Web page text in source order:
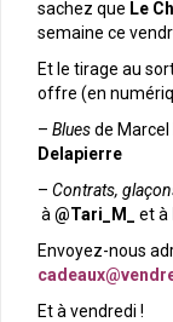
sachez que Le
semaine ce
Et le tirage au
offre (en
– Bluesde Marcel
Delapierre
– Contrats,
à @Tari_M_ et à
Envoyez-nous
Et à vendredi !